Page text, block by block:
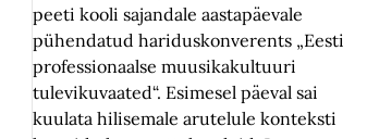
peeti kooli sajandale aastapäevale
pühendatud hariduskonverents „Eesti
professionaalse muusikakultuuri
tulevikuvaated“. Esimesel päeval sai
kuulata hilisemale arutelule konteksti